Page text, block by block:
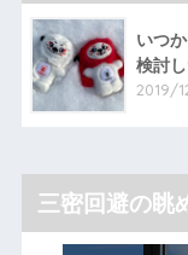
いつ
検討
2019/
三密回避の眺